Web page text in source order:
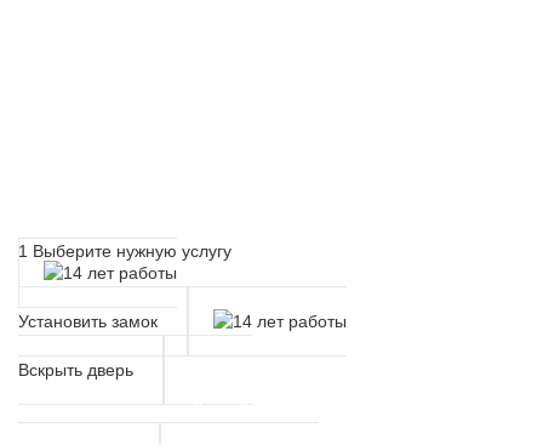
1 Выберите нужную услугу
Установить замок
Вскрыть дверь